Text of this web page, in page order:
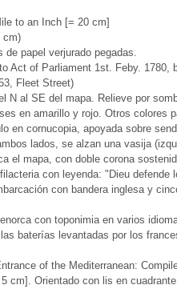
to an Inch [= 20 cm]
cm)
papel verjurado pegadas.
Act of Parliament 1st. Feby.
Fleet Street)
N al SE del mapa. Relieve por
en amarillo y rojo. Otros colores
en cornucopia, apoyada sobre
lados, se alzan una vasija
el mapa, con doble corona
con leyenda: "Dieu
con bandera inglesa y
con toponimia en varios
baterías levantadas por los
of the Mediterranean:
cm]. Orientado con lis en